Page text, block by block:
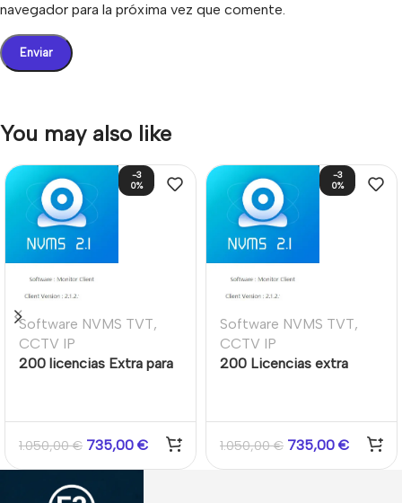
navegador para la próxima vez que comente.
You may also like
-3
0%
Software NVMS TVT,
CCTV IP
200 licencias Extra para
1.050,00€ 735,00 €
-3
0%
Software NVMS TVT,
CCTV IP
200 Licencias extra
1.050,00€ 735,00 €